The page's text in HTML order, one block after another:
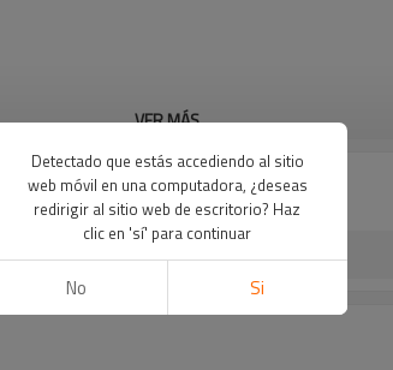
VER MÁS
Detectado que estás accediendo al sitio
web móvil en una computadora, ¿deseas
redirigir al sitio web de escritorio? Haz
clic en 'sí' para continuar
No Si